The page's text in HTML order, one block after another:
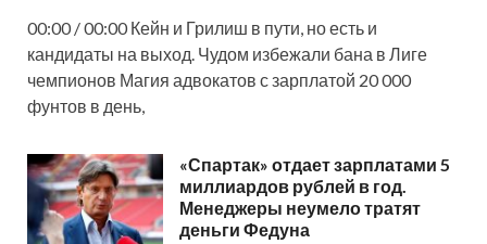
00:00 / 00:00 Кейн и Грилиш в пути, но есть и
кандидаты на выход. Чудом избежали бана в Лиге
чемпионов Магия адвокатов с зарплатой 20 000
фунтов в день,
«Спартак» отдает зарплатами 5
миллиардов рублей в год.
Менеджеры неумело тратят
деньги Федуна